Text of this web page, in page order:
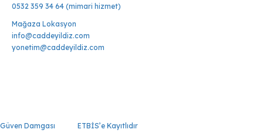
0532 359 34 64 (mimari hizmet)
Mağaza Lokasyon
info@caddeyildiz.com
yonetim@caddeyildiz.com
Güven Damgası ETBİS’e Kayıtlıdır